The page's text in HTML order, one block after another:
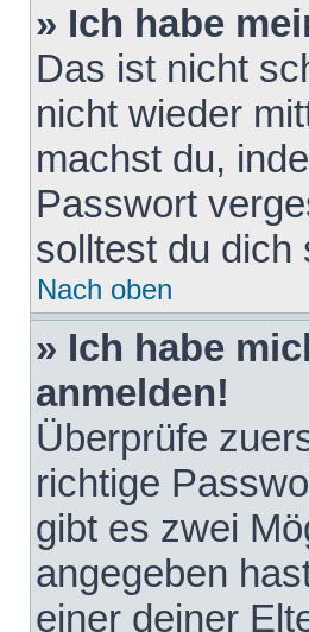
» Ich habe
Das ist nicht
nicht wieder
machst du,
Passwort
solltest du dich
Nach oben
» Ich habe
anmelden!
Überprüfe
richtige
gibt es zwei
angegeben
einer deiner